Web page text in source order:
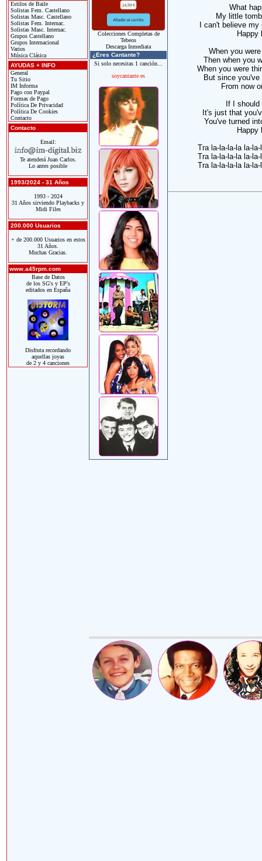
Estilos de Baile
Solistas Fem. Castellano
Solistas Masc. Castellano
Solistas Fem. Internac.
Solistas Masc. Internac.
Grupos Castellano
Grupos Internacional
Varios
Música Clásica
AYUDAS + INFO
General
Tu Sitio
IM Informa
Pago con Paypal
Formas de Pago
Política De Privacidad
Política De Cookies
Contacto
Contacto
Email:
Te atenderá Juan Carlos.
Lo antes posible
1993/2024 - 31 Años
1993 - 2024
31 Años sirviendo Playbacks y
Midi Files
200.000 Usuarios
+ de 200.000 Usuarios en estos
31 Años.
Muchas Gracias.
www.a45rpm.com
Base de Datos
de los SG's y EP's
editados en España
Disfruta recordando
aquellas joyas
de 2 y 4 canciones
Colecciones Completas de
Tebeos
Descarga Inmediata
¿Eres Cantante?
Si solo necesitas 1 canción...
soycantante.es
What
My little
I can't believe
Happy
When you
Then when you
When you were
But since
From now
If I
It's just that
You've turned
Happy
Tra la-la-la-la la-
Tra la-la-la-la la-
Tra la-la-la-la la-